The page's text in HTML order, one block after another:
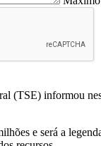
(TSE) informou
e será a